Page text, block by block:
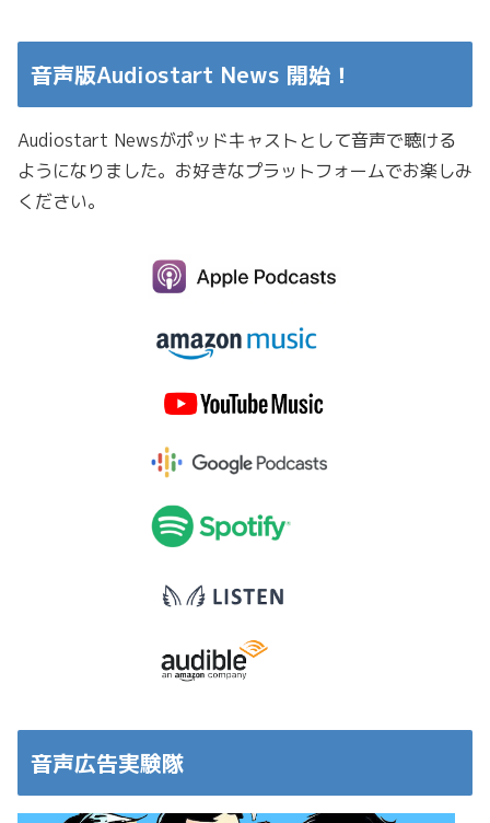
音声版Audiostart News 開始！
Audiostart Newsがポッドキャストとして音声で聴ける
ようになりました。お好きなプラットフォームでお楽しみ
ください。
音声広告実験隊